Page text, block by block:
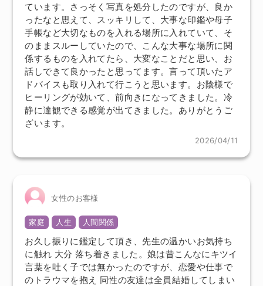
ています。さっそく写真を処分したのですが、良か
ったなと思えて、スッキリして、大事な印鑑や母子
手帳など大切なものを入れる場所に入れていて、そ
のままスルーしていたので、こんな大事な場所に関
係するものを入れてたら、大変なことだと思い、お
話しできて良かったと思ってます。言って頂いたア
ドバイスも取り入れて行こうと思います。お陰様で
ヒーリングが効いて、前向きになってきました。冷
静に達観できる感覚が出てきました。ありがとうご
ざいます。
2026/04/11
女性のお客様
家庭 人生 人間関係
お久し振りに鑑定して頂き、先生の温かいお気持ち
に触れ 大分 落ち着きました。娘は昔こんなにキツイ
言葉を吐く子では無かったのですが、恋愛や仕事で
のトラウマを抱え 同性の友達は全員結婚してしまい